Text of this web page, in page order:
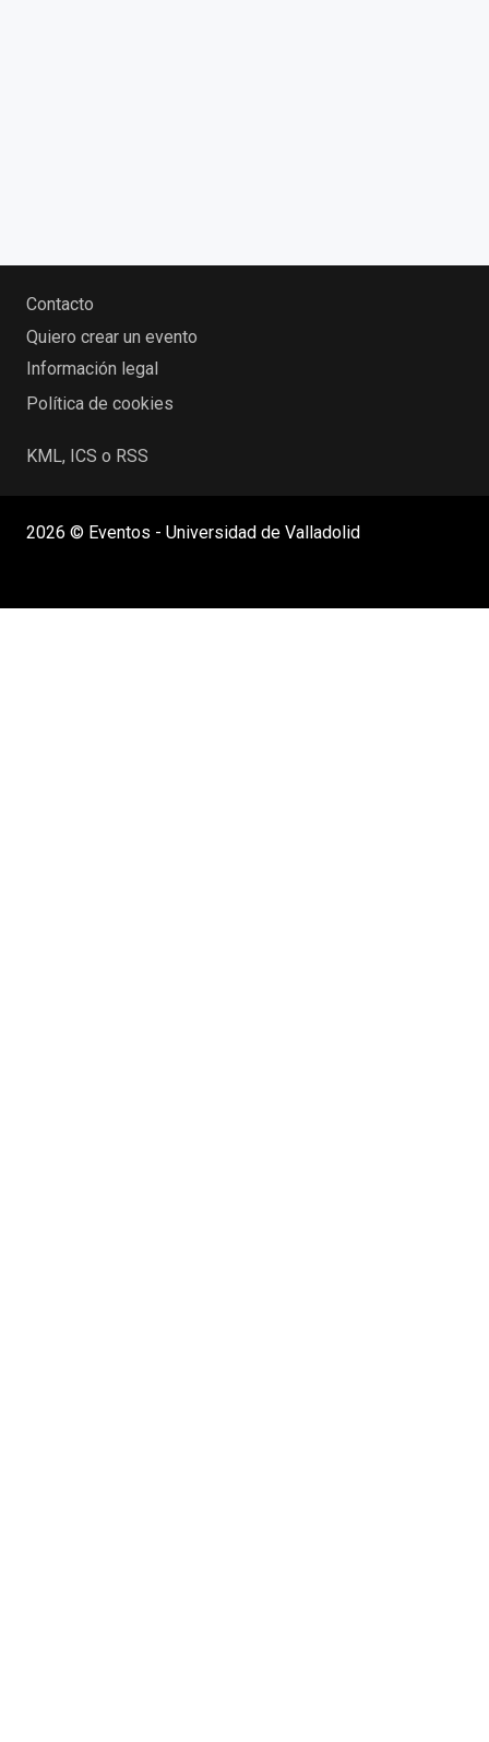
Contacto
Quiero crear un evento
Información legal
Política de cookies
KML, ICS o RSS
2026 © Eventos - Universidad de Valladolid